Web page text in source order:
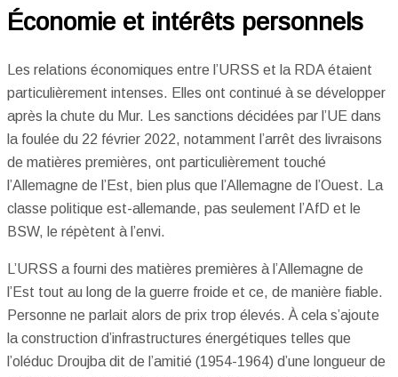
Économie et intérêts personnels
Les relations économiques entre l’URSS et la RDA étaient
particulièrement intenses. Elles ont continué à se développer
après la chute du Mur. Les sanctions décidées par l’UE dans
la foulée du 22 février 2022, notamment l’arrêt des livraisons
de matières premières, ont particulièrement touché
l’Allemagne de l’Est, bien plus que l’Allemagne de l’Ouest. La
classe politique est-allemande, pas seulement l’AfD et le
BSW, le répètent à l’envi.
L’URSS a fourni des matières premières à l’Allemagne de
l’Est tout au long de la guerre froide et ce, de manière fiable.
Personne ne parlait alors de prix trop élevés. À cela s’ajoute
la construction d’infrastructures énergétiques telles que
l’oléduc Droujba dit de l’amitié (1954-1964) d’une longueur de